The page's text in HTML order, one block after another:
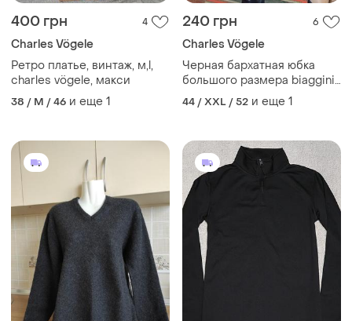
400 грн 4
Charles Vögele
Ретро платье, винтаж, м,l,
charles vögele, макси
38 / M / 46 и еще 1
240 грн 6
Charles Vögele
Черная бархатная юбка
большого размера biaggini
charles vogele
44 / XXL / 52 и еще 1